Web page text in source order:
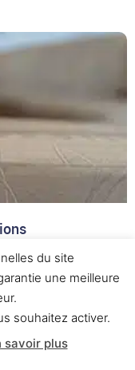
le
étudiants, et
parasites n’ont
du site
une meilleure
souhaitez activer.
savoir plus